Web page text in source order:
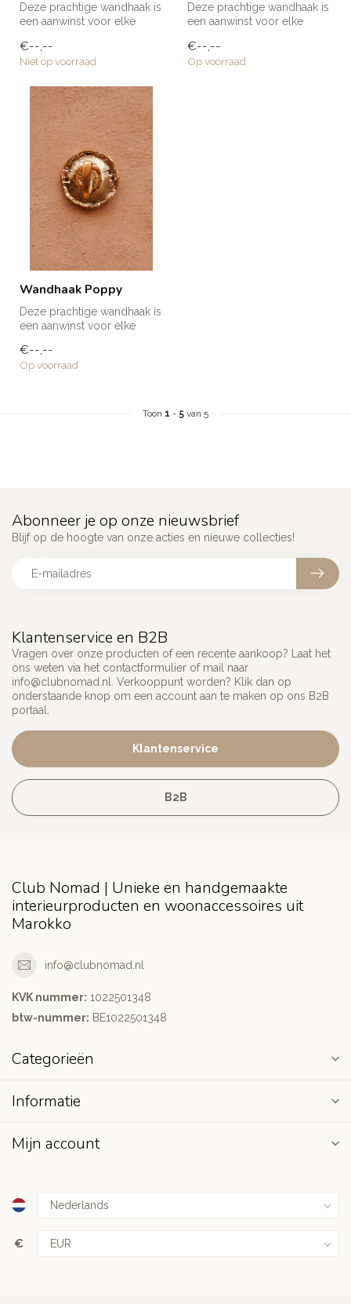
Deze prachtige wandhaak is
een aanwinst voor elke
handd...
€--,--
Niet op voorraad
Deze prachtige wandhaak is
een aanwinst voor elke
handd...
€--,--
Op voorraad
Wandhaak Poppy
Deze prachtige wandhaak is
een aanwinst voor elke
handd...
€--,--
Op voorraad
Toon 1 - 5 van 5
Klantenservice en B2B
Vragen over onze producten of een recente aankoop? Laat het
ons weten via het contactformulier of mail naar
info@clubnomad.nl. Verkooppunt worden? Klik dan op
onderstaande knop om een account aan te maken op ons B2B
portaal.
Klantenservice
B2B
Abonneer je op onze nieuwsbrief
Blijf op de hoogte van onze acties en nieuwe collecties!
Club Nomad | Unieke en handgemaakte
interieurproducten en woonaccessoires uit
Marokko
info@clubnomad.nl
KVK nummer: 1022501348
btw-nummer: BE1022501348
Categorieën
Informatie
Mijn account
€